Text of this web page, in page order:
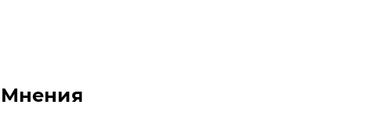
Мнения